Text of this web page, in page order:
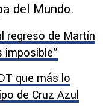
del Mundo.
regreso de Martín
imposible”
que más lo
de Cruz Azul